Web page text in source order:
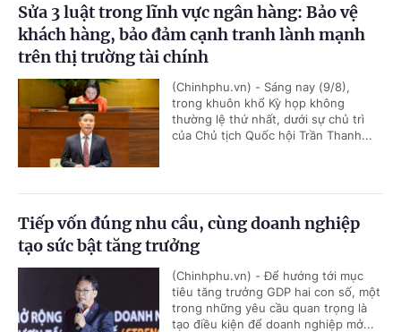
Sửa 3 luật trong lĩnh vực ngân hàng: Bảo vệ
khách hàng, bảo đảm cạnh tranh lành mạnh
trên thị trường tài chính
(Chinhphu.vn) - Sáng nay (9/8),
trong khuôn khổ Kỳ họp không
thường lệ thứ nhất, dưới sự chủ trì
của Chủ tịch Quốc hội Trần Thanh...
Tiếp vốn đúng nhu cầu, cùng doanh nghiệp
tạo sức bật tăng trưởng
(Chinhphu.vn) - Để hướng tới mục
tiêu tăng trưởng GDP hai con số, một
trong những yêu cầu quan trọng là
tạo điều kiện để doanh nghiệp mở...